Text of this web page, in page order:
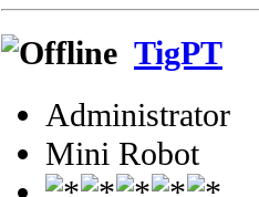
TigPT
Administrator
Mini Robot